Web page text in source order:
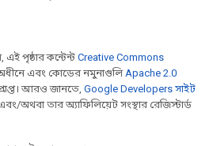
পৃষ্ঠার কন্টেন্ট Creative Commons
এবং কোডের নমুনাগুলিApache 2.0
আরও জানতে, Google Developers সাইট
অথবা তার অ্যাফিলিয়েট সংস্থার রেজিস্টার্ড